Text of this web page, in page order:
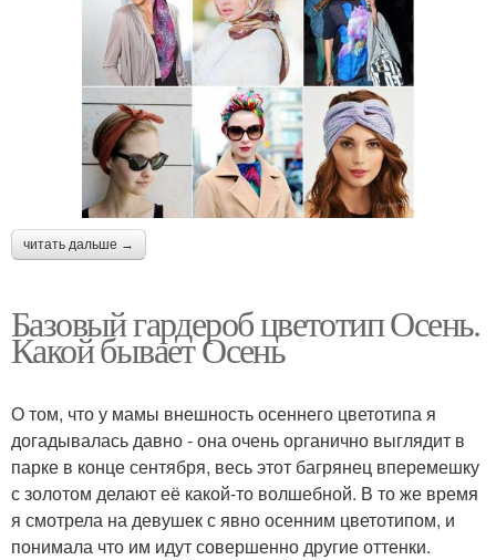
читать дальше →
Базовый гардероб цветотип Осень.
Какой бывает Осень
О том, что у мамы внешность осеннего цветотипа я
догадывалась давно - она очень органично выглядит в
парке в конце сентября, весь этот багрянец вперемешку
с золотом делают её какой-то волшебной. В то же время
я смотрела на девушек с явно осенним цветотипом, и
понимала что им идут совершенно другие оттенки.